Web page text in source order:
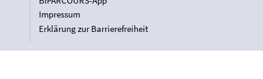
Impressum
Erklärung zur Barrierefreiheit